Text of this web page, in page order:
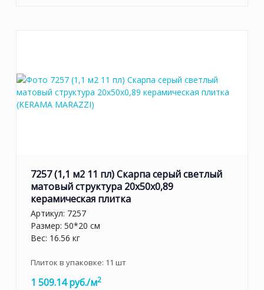
7257 (1,1 м2 11 пл) Скарпа серый светлый
матовый структура 20x50x0,89
керамическая плитка
Артикул: 7257
Размер: 50*20 см
Вес: 16.56 кг
Плиток в упаковке: 11 шт
1 509.14 руб./м2